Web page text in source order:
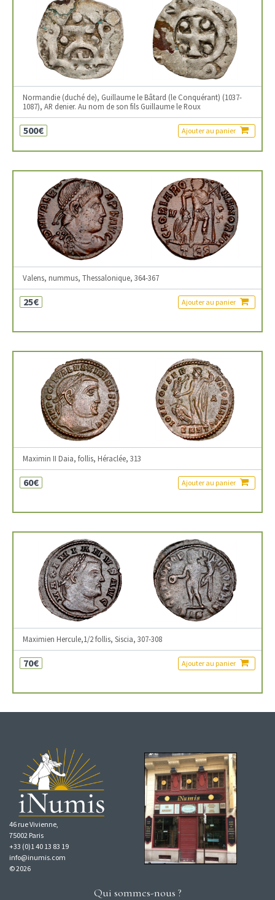
Normandie (duché de), Guillaume le Bâtard (le Conquérant) (1037-
1087), AR denier. Au nom de son fils Guillaume le Roux
500€ Ajouter au panier
Valens, nummus, Thessalonique, 364-367
25€ Ajouter au panier
Maximin II Daia, follis, Héraclée, 313
60€ Ajouter au panier
Maximien Hercule,1/2 follis, Siscia, 307-308
70€ Ajouter au panier
46 rue Vivienne,
75002 Paris
+33 (0)1 40 13 83 19
info@inumis.com
© 2026
Qui sommes-nous ?